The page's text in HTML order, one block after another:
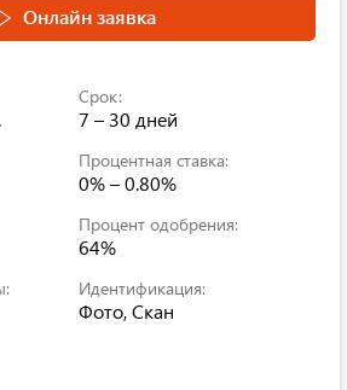
Онлайн заявка
Срок:
7 – 30 дней
Процентная ставка:
0% – 0.80%
Процент одобрения:
64%
Идентификация:
Фото, Скан